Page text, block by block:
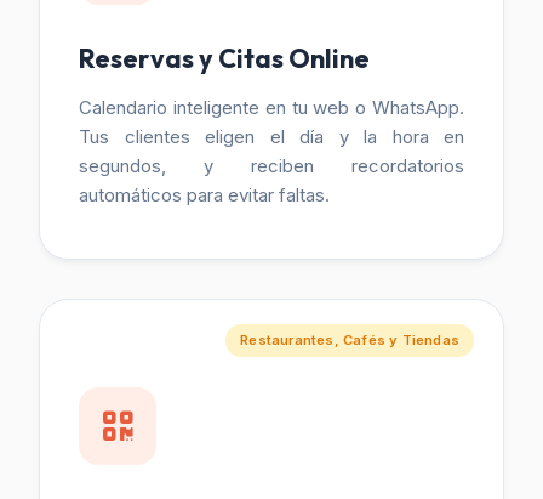
Reservas y Citas Online
Calendario inteligente en tu web o WhatsApp.
Tus clientes eligen el día y la hora en
segundos, y reciben recordatorios
automáticos para evitar faltas.
Restaurantes, Cafés y Tiendas